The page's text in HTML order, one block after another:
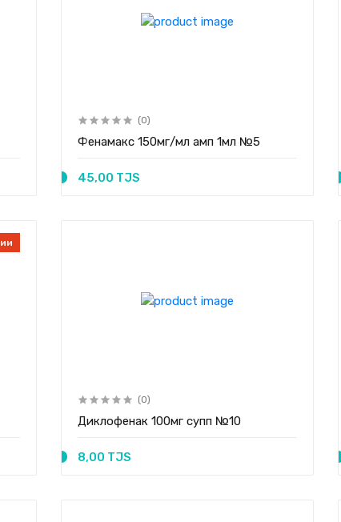
(0)
Фенамакс 150мг/мл амп 1мл №5
45,00 TJS
(0)
Диклофенак 100мг супп №10
8,00 TJS